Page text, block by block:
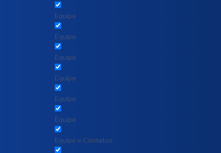
Equipe
Equipe
Equipe
Equipe
Equipe
Equipe
Equipe e Contatos